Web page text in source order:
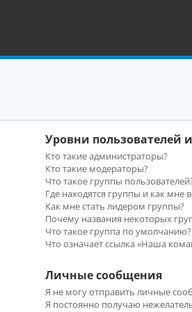
Уровни пользователей
Кто такие администраторы?
Кто такие модераторы?
Что такое группы
Где находятся группы и как мне
Как мне стать лидером группы?
Почему названия некоторых
Что такое группа по умолчанию?
Что означает ссылка «Наша
Личные сообщения
Я не могу отправить личные
Я постоянно получаю